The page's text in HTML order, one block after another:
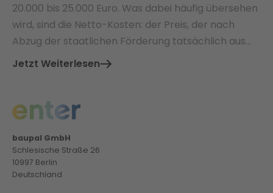
20.000 bis 25.000 Euro. Was dabei häufig übersehen
wird, sind die Netto-Kosten: der Preis, der nach
Abzug der staatlichen Förderung tatsächlich aus
der eigenen Tasche bezahlt werden muss.
Jetzt Weiterlesen
baupal GmbH
Schlesische Straße 26
10997 Berlin
Deutschland